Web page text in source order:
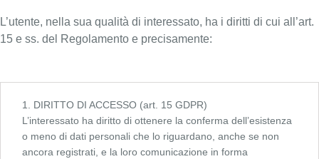
L’utente, nella sua qualità di interessato, ha i diritti di cui all’art.
15 e ss. del Regolamento e precisamente:
1. DIRITTO DI ACCESSO (art. 15 GDPR)
L’interessato ha diritto di ottenere la conferma dell’esistenza
o meno di dati personali che lo riguardano, anche se non
ancora registrati, e la loro comunicazione in forma